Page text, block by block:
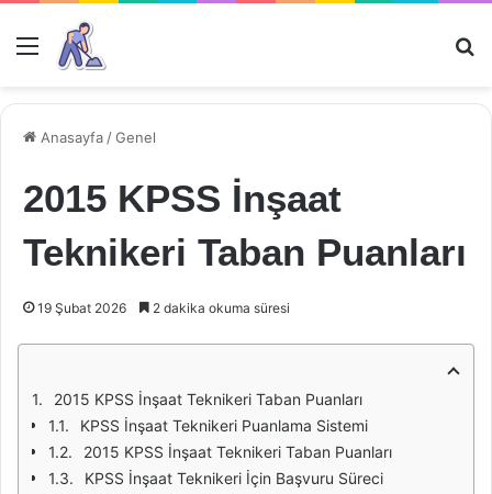
Menü
Anasayfa /Genel
2015 KPSS İnşaat
Teknikeri Taban Puanları
19 Şubat 2026 2 dakika okuma süresi
2015 KPSS İnşaat Teknikeri Taban Puanları
KPSS İnşaat Teknikeri Puanlama Sistemi
2015 KPSS İnşaat Teknikeri Taban Puanları
KPSS İnşaat Teknikeri İçin Başvuru Süreci